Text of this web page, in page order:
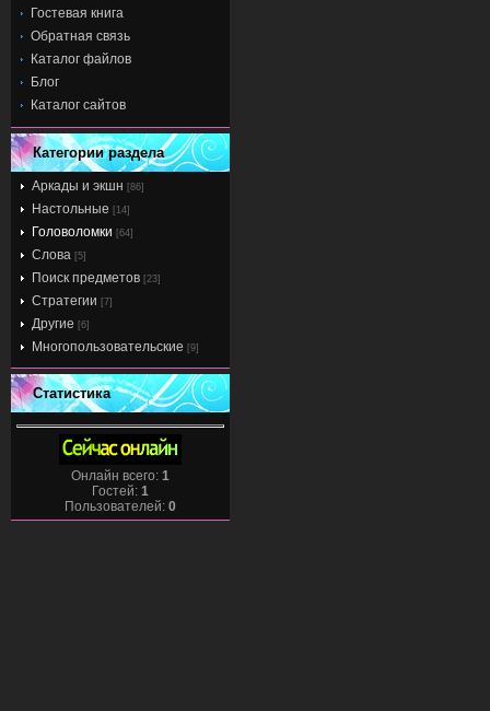
Гостевая книга
Обратная связь
Каталог файлов
Блог
Каталог сайтов
Категории раздела
Аркады и экшн [86]
Настольные [14]
Головоломки [64]
Слова [5]
Поиск предметов [23]
Стратегии [7]
Другие [6]
Многопользовательские [9]
Статистика
Онлайн всего: 1
Гостей: 1
Пользователей: 0